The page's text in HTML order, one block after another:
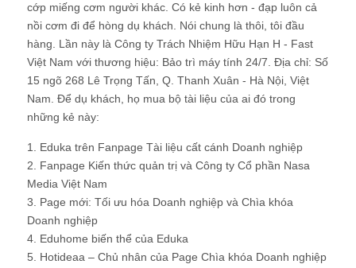
cớp miếng cơm người khác. Có kẻ kinh hơn - đạp luôn cả
nồi cơm đi để hòng dụ khách. Nói chung là thôi, tôi đầu
hàng. Lần này là Công ty Trách Nhiệm Hữu Hạn H - Fast
Việt Nam với thương hiệu: Bảo trì máy tính 24/7. Địa chỉ: Số
15 ngõ 268 Lê Trọng Tấn, Q. Thanh Xuân - Hà Nội, Việt
Nam. Để dụ khách, họ mua bộ tài liệu của ai đó trong
những kẻ này:
1. Eduka trên Fanpage Tài liệu cất cánh Doanh nghiệp
2. Fanpage Kiến thức quản trị và Công ty Cổ phần Nasa
Media Việt Nam
3. Page mới: Tối ưu hóa Doanh nghiệp và Chìa khóa
Doanh nghiệp
4. Eduhome biến thể của Eduka
5. Hotideaa – Chủ nhân của Page Chìa khóa Doanh nghiệp